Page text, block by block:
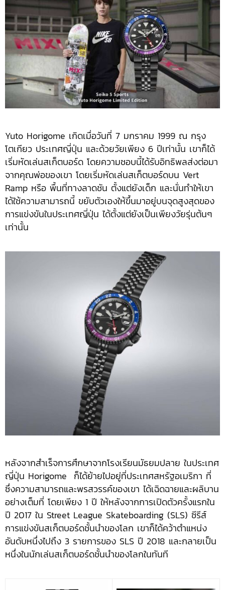
Yuto Horigome เกิดเมื่อวันที่ 7 มกราคม 1999 ณ กรุง
โตเกียว ประเทศญี่ปุ่น และด้วยวัยเพียง 6 ปีเท่านั้น เขาก็ได้
เริ่มหัดเล่นสเก็ตบอร์ด โดยความชอบนี้ได้รับอิทธิพลส่งต่อมา
จากคุณพ่อของเขา โดยเริ่มหัดเล่นสเก็ตบอร์ดบน Vert
Ramp ​หรือ​ พื้นที่ทางลาดชัน ตั้งแต่ยังเด็ก และนั่นทำให้เขา
ได้ใช้ความสามารถนี้ ขยับตัวเองให้ขึ้นมาอยู่บนจุดสูงสุดของ
การแข่งขันในประเทศญี่ปุ่น ได้ตั้งแต่ยังเป็นเพียงวัยรุ่นต้นๆ
เท่านั้น
หลังจากสำเร็จการศึกษาจากโรงเรียนมัธยมปลาย ในประเทศ
ญี่ปุ่น Horigome ​ ก็ได้ย้ายไปอยู่ที่ประเทศสหรัฐอเมริกา ที่
ซึ่งความสามารถและพรสวรรค์ของเขา ได้เฉิดฉายและผลิบาน
อย่างเต็มที่ โดยเพียง 1 ปี ให้หลังจากการเปิดตัวครั้งแรกใน
ปี 2017 ใน Street League Skateboarding (SLS) ซีรีส์
การแข่งขันสเก็ตบอร์ดชั้นนำของโลก เขาก็ได้คว้าตำแหน่ง
อันดับหนึ่งไปถึง 3 รายการของ SLS ปี 2018 และกลายเป็น
หนึ่งในนักเล่นสเก็ตบอร์ดชั้นนำของโลกในทันที